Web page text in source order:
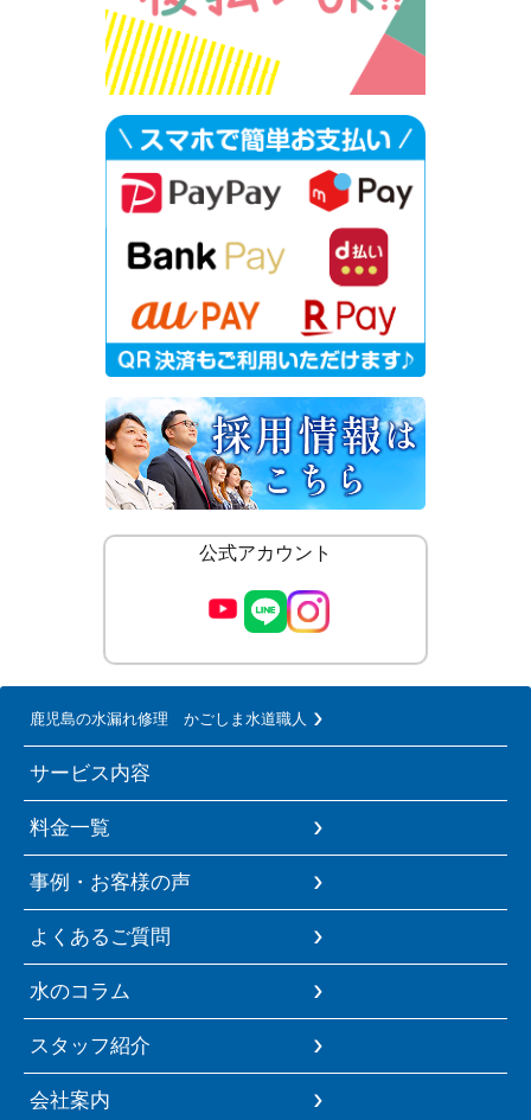
公式アカウント
鹿児島の水漏れ修理 かごしま水道職人
サービス内容
料金一覧
事例・お客様の声
よくあるご質問
水のコラム
スタッフ紹介
会社案内